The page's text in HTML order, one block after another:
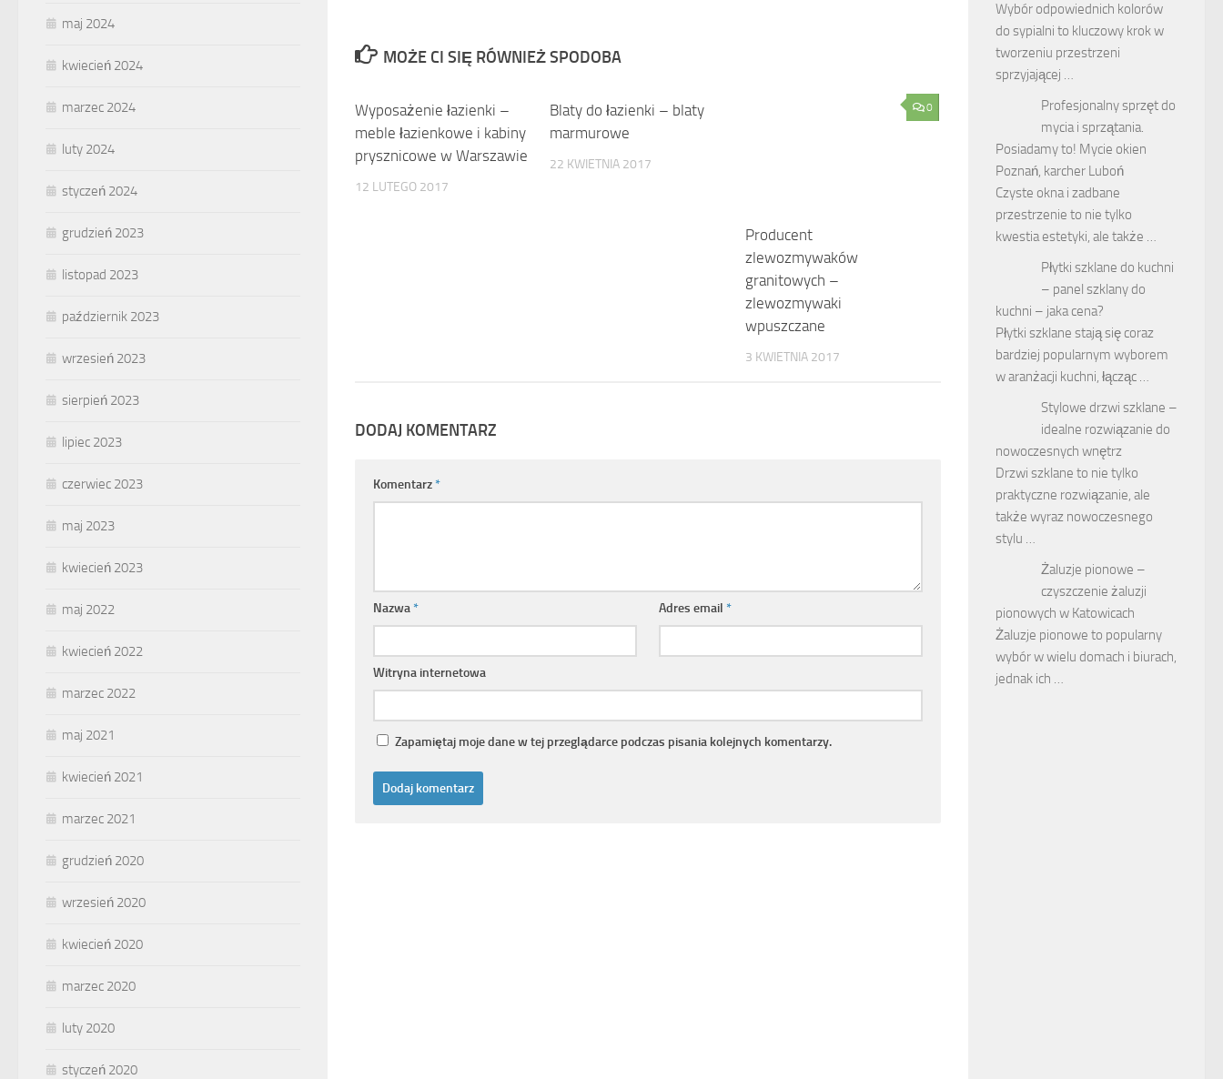
MOŻE CI SIĘ RÓWNIEŻ SPODOBA
Wyposażenie łazienki –
meble łazienkowe i kabiny
prysznicowe w Warszawie
12 LUTEGO 2017
Blaty do łazienki – blaty
marmurowe
22 KWIETNIA 2017
0
Producent
zlewozmywaków
granitowych –
zlewozmywaki
wpuszczane
3 KWIETNIA 2017
DODAJ KOMENTARZ
Komentarz*
Nazwa* Adres email*
Witryna internetowa
Zapamiętaj moje dane w tej przeglądarce podczas pisania kolejnych komentarzy.
maj 2024
kwiecień 2024
marzec 2024
luty 2024
styczeń 2024
grudzień 2023
listopad 2023
październik 2023
wrzesień 2023
sierpień 2023
lipiec 2023
czerwiec 2023
maj 2023
kwiecień 2023
maj 2022
kwiecień 2022
marzec 2022
maj 2021
kwiecień 2021
marzec 2021
grudzień 2020
wrzesień 2020
kwiecień 2020
marzec 2020
luty 2020
styczeń 2020
Wybór odpowiednich kolorów
do sypialni to kluczowy krok w
tworzeniu przestrzeni
sprzyjającej …
Profesjonalny sprzęt do
mycia i sprzątania.
Posiadamy to! Mycie okien
Poznań, karcher Luboń
Czyste okna i zadbane
przestrzenie to nie tylko
kwestia estetyki, ale także …
Płytki szklane do kuchni
– panel szklany do
kuchni – jaka cena?
Płytki szklane stają się coraz
bardziej popularnym wyborem
w aranżacji kuchni, łącząc …
Stylowe drzwi szklane –
idealne rozwiązanie do
nowoczesnych wnętrz
Drzwi szklane to nie tylko
praktyczne rozwiązanie, ale
także wyraz nowoczesnego
stylu …
Żaluzje pionowe –
czyszczenie żaluzji
pionowych w
Katowicach
Żaluzje pionowe to
popularny wybór w